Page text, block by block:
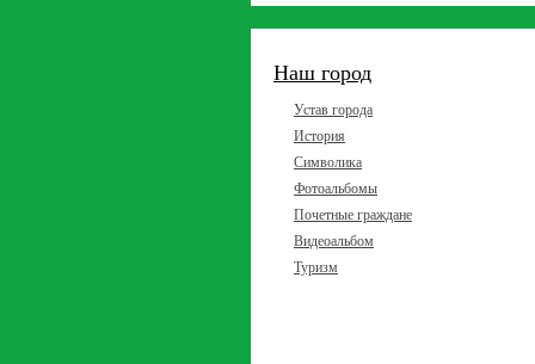
Наш город
Устав города
История
Символика
Фотоальбомы
Почетные граждане
Видеоальбом
Туризм